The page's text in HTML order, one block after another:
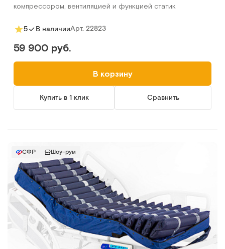
компрессором, вентиляцией и функцией статик
5 В наличииАрт. 22823
59 900 руб.
В корзину
Купить в 1 клик Сравнить
СФР Шоу-рум